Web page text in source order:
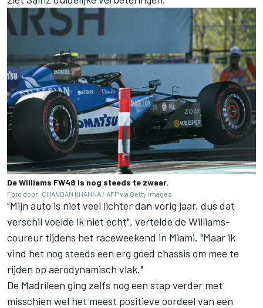
De Williams FW48 is nog steeds te zwaar.
Foto door: CHANDAN KHANNA / AFP via Getty Images
"Mijn auto is niet veel lichter dan vorig jaar, dus dat
verschil voelde ik niet echt", vertelde de Williams-
coureur tijdens het raceweekend in Miami. "Maar ik
vind het nog steeds een erg goed chassis om mee te
rijden op aerodynamisch vlak."
De Madrileen ging zelfs nog een stap verder met
misschien wel het meest positieve oordeel van een